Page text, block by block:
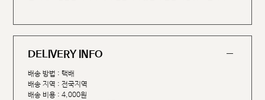
DELIVERY INFO
배송 방법 : 택배
배송 지역 : 전국지역
배송 비용 : 4,000원